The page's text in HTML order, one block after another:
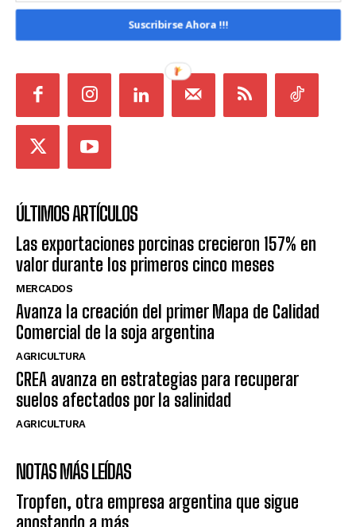
Noticias de Campo es un medio independiente
focalizado en Redes Sociales que intenta aglutinar
todas las noticias del sector en un sólo lugar.
ÚLTIMOS ARTÍCULOS
Las exportaciones porcinas crecieron 157% en
valor durante los primeros cinco meses
MERCADOS
Avanza la creación del primer Mapa de Calidad
Comercial de la soja argentina
AGRICULTURA
CREA avanza en estrategias para recuperar
suelos afectados por la salinidad
AGRICULTURA
NOTAS MÁS LEÍDAS
Tropfen, otra empresa argentina que sigue
Suscribirse Ahora !!!